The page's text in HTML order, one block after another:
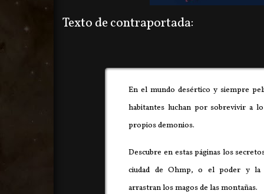
Texto de contraportada:
En el mundo desértico y siempre
habitantes luchan por sobrevivir a
propios demonios.
Descubre en estas páginas los
ciudad de Ohmp, o el poder y la
arrastran los magos de las montañas.